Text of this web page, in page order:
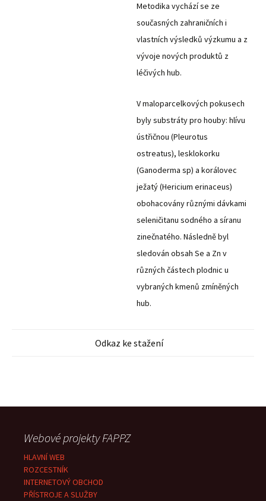
Metodika vychází se ze
současných zahraničních i
vlastních výsledků výzkumu a z
vývoje nových produktů z
léčivých hub.
V maloparcelkových pokusech
byly substráty pro houby: hlívu
ústřičnou (Pleurotus
ostreatus), lesklokorku
(Ganoderma sp) a korálovec
ježatý (Hericium erinaceus)
obohacovány různými dávkami
seleničitanu sodného a síranu
zinečnatého. Následně byl
sledován obsah Se a Zn v
různých částech plodnic u
vybraných kmenů zmíněných
hub.
Odkaz ke stažení
Webové projekty FAPPZ
HLAVNÍ WEB
ROZCESTNÍK
INTERNETOVÝ OBCHOD
PŘÍSTROJE A SLUŽBY